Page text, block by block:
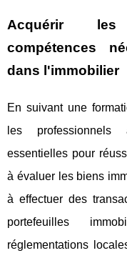
Acquérir
compétences
dans l'immobilier
En suivant une
les professionnels
essentielles pour
à évaluer les biens
à effectuer des
portefeuilles
réglementations